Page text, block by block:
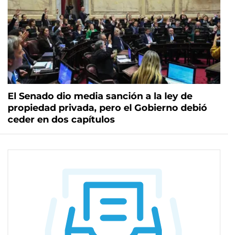
El Senado dio media sanción a la ley de
propiedad privada, pero el Gobierno debió
ceder en dos capítulos